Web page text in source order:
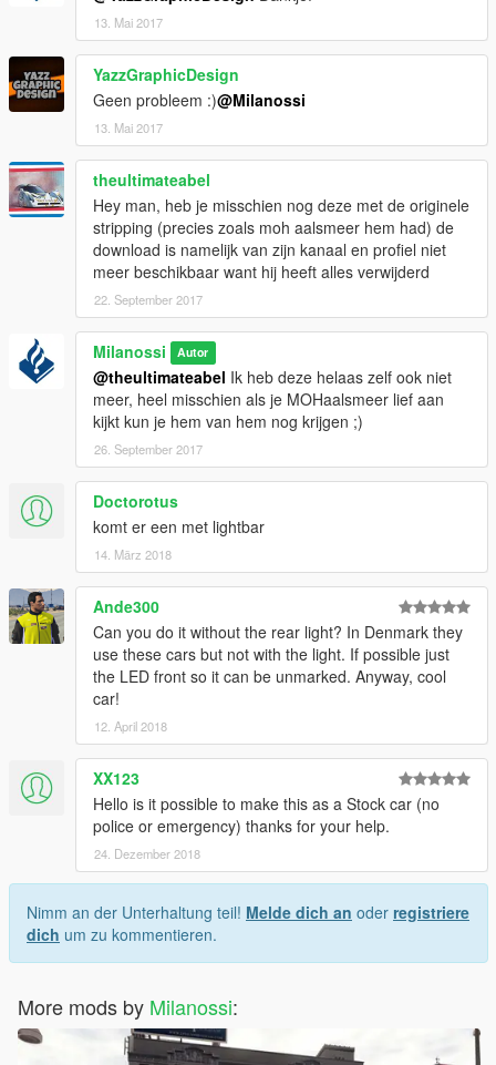
13. Mai 2017
YazzGraphicDesign
Geen probleem :)@Milanossi
13. Mai 2017
theultimateabel
Hey man, heb je misschien nog deze met de originele
stripping (precies zoals moh aalsmeer hem had) de
download is namelijk van zijn kanaal en profiel niet
meer beschikbaar want hij heeft alles verwijderd
22. September 2017
Milanossi Autor
@theultimateabel Ik heb deze helaas zelf ook niet
meer, heel misschien als je MOHaalsmeer lief aan
kijkt kun je hem van hem nog krijgen ;)
26. September 2017
Doctorotus
komt er een met lightbar
14. März 2018
Ande300
Can you do it without the rear light? In Denmark they
use these cars but not with the light. If possible just
the LED front so it can be unmarked. Anyway, cool
car!
12. April 2018
XX123
Hello is it possible to make this as a Stock car (no
police or emergency) thanks for your help.
24. Dezember 2018
Nimm an der Unterhaltung teil! Melde dich an oder registriere
dich um zu kommentieren.
More mods by Milanossi: